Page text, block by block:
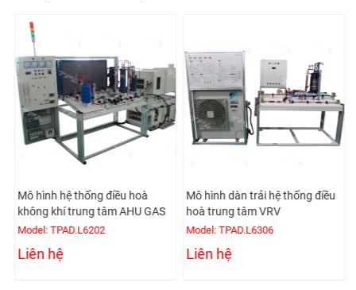
Mô hình hệ thống điều hoà
không khí trung tâm AHU GAS
Model: TPAD.L6202
Liên hệ
Mô hình dàn trải hệ thống điều
hoà trung tâm VRV
Model: TPAD.L6306
Liên hệ